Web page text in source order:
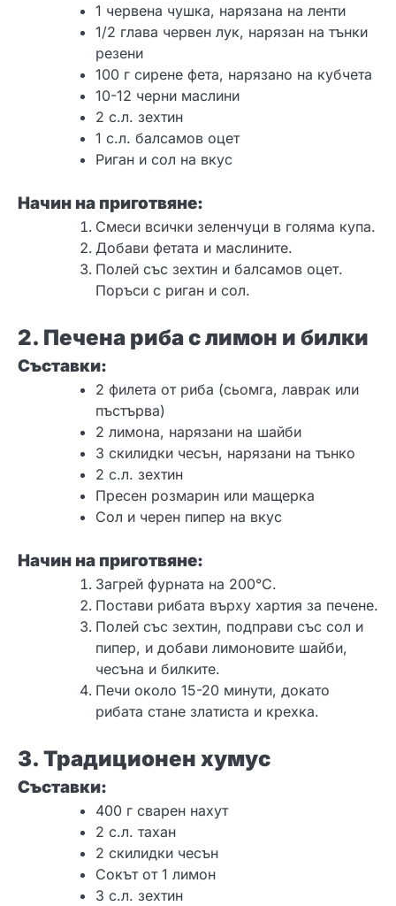
1 червена чушка, нарязана на ленти
1/2 глава червен лук, нарязан на тънки
резени
100 г сирене фета, нарязано на кубчета
10-12 черни маслини
2 с.л. зехтин
1 с.л. балсамов оцет
Риган и сол на вкус
Начин на приготвяне:
Смеси всички зеленчуци в голяма купа.
Добави фетата и маслините.
Полей със зехтин и балсамов оцет.
Поръси с риган и сол.
2. Печена риба с лимон и билки
Съставки:
2 филета от риба (сьомга, лаврак или
пъстърва)
2 лимона, нарязани на шайби
3 скилидки чесън, нарязани на тънко
2 с.л. зехтин
Пресен розмарин или мащерка
Сол и черен пипер на вкус
Начин на приготвяне:
Загрей фурната на 200°C.
Постави рибата върху хартия за печене.
Полей със зехтин, подправи със сол и
пипер, и добави лимоновите шайби,
чесъна и билките.
Печи около 15-20 минути, докато
рибата стане златиста и крехка.
3. Традиционен хумус
Съставки:
400 г сварен нахут
2 с.л. тахан
2 скилидки чесън
Сокът от 1 лимон
3 с.л. зехтин